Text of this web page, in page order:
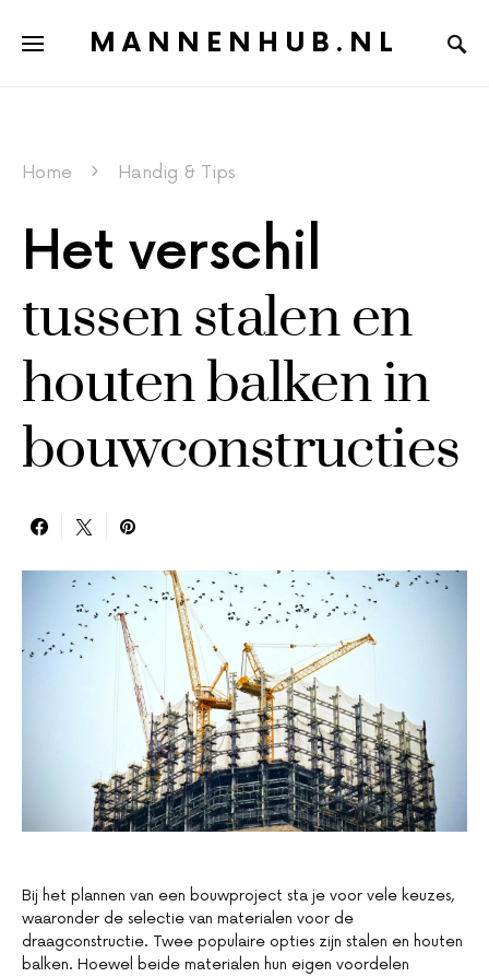
MANNENHUB.NL
Home Handig & Tips
Het verschil
tussen stalen en
houten balken in
bouwconstructies
Bij het plannen van een bouwproject sta je voor vele keuzes,
waaronder de selectie van materialen voor de
draagconstructie. Twee populaire opties zijn stalen en houten
balken. Hoewel beide materialen hun eigen voordelen